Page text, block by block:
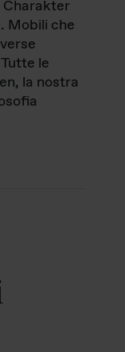
Charakter
Mobili che
le
la nostra